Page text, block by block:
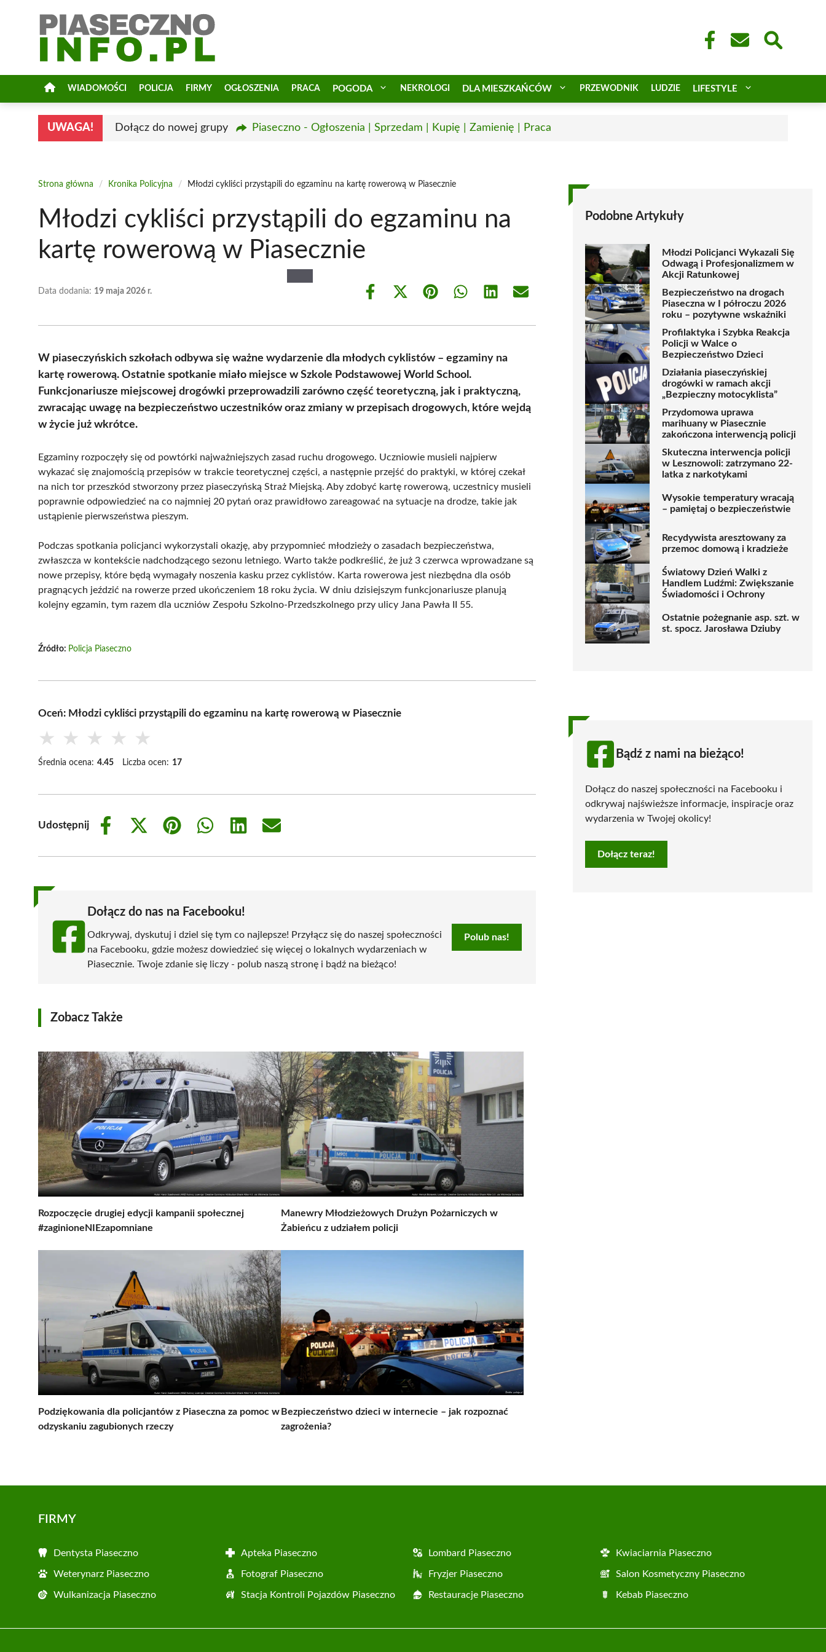
WIADOMOŚCI POLICJA FIRMY OGŁOSZENIA PRACA POGODA NEKROLOGI DLA MIESZKAŃCÓW PRZEWODNIK LUDZIE LIFESTYLE
UWAGA! Dołącz do nowej grupy Piaseczno - Ogłoszenia | Sprzedam | Kupię | Zamienię | Praca
Strona główna / Kronika Policyjna / Młodzi cykliści przystąpili do egzaminu na kartę rowerową w Piasecznie
Młodzi cykliści przystąpili do egzaminu na
kartę rowerową w Piasecznie
Data dodania: 19 maja 2026 r.
Share
Share
(Twitter)
Share Share Share Share
W piaseczyńskich szkołach odbywa się ważne wydarzenie dla młodych cyklistów – egzaminy na
kartę rowerową. Ostatnie spotkanie miało miejsce w Szkole Podstawowej World School.
Funkcjonariusze miejscowej drogówki przeprowadzili zarówno część teoretyczną, jak i praktyczną,
zwracając uwagę na bezpieczeństwo uczestników oraz zmiany w przepisach drogowych, które wejdą
w życie już wkrótce.
Egzaminy rozpoczęły się od powtórki najważniejszych zasad ruchu drogowego. Uczniowie musieli najpierw
wykazać się znajomością przepisów w trakcie teoretycznej części, a następnie przejść do praktyki, w której czekał
na nich tor przeszkód stworzony przez piaseczyńską Straż Miejską. Aby zdobyć kartę rowerową, uczestnicy musieli
poprawnie odpowiedzieć na co najmniej 20 pytań oraz prawidłowo zareagować na sytuacje na drodze, takie jak
ustąpienie pierwszeństwa pieszym.
Podczas spotkania policjanci wykorzystali okazję, aby przypomnieć młodzieży o zasadach bezpieczeństwa,
zwłaszcza w kontekście nadchodzącego sezonu letniego. Warto także podkreślić, że już 3 czerwca wprowadzane są
nowe przepisy, które będą wymagały noszenia kasku przez cyklistów. Karta rowerowa jest niezbędna dla osób
pragnących jeździć na rowerze przed ukończeniem 18 roku życia. W dniu dzisiejszym funkcjonariusze planują
kolejny egzamin, tym razem dla uczniów Zespołu Szkolno-Przedszkolnego przy ulicy Jana Pawła II 55.
Źródło: Policja Piaseczno
Oceń: Młodzi cykliści przystąpili do egzaminu na kartę rowerową w Piasecznie
★ ★ ★ ★ ★
Średnia ocena: 4.45 Liczba ocen: 17
Udostępnij
Share
Share
(Twitter)
Share
Share
Share
Share
Dołącz do nas na Facebooku!
Odkrywaj, dyskutuj i dziel się tym co najlepsze! Przyłącz się do naszej społeczności
na Facebooku, gdzie możesz dowiedzieć się więcej o lokalnych wydarzeniach w
Piasecznie. Twoje zdanie się liczy - polub naszą stronę i bądź na bieżąco!
Polub nas!
Zobacz Także
Rozpoczęcie drugiej edycji kampanii społecznej
#zaginioneNIEzapomniane
Manewry Młodzieżowych Drużyn Pożarniczych w
Żabieńcu z udziałem policji
Podziękowania dla policjantów z Piaseczna za pomoc w
odzyskaniu zagubionych rzeczy
Bezpieczeństwo dzieci w internecie – jak rozpoznać
zagrożenia?
Podobne Artykuły
Młodzi Policjanci Wykazali Się
Odwagą i Profesjonalizmem w
Akcji Ratunkowej
Bezpieczeństwo na drogach
Piaseczna w I półroczu 2026
roku – pozytywne wskaźniki
Profilaktyka i Szybka Reakcja
Policji w Walce o
Bezpieczeństwo Dzieci
Działania piaseczyńskiej
drogówki w ramach akcji
„Bezpieczny motocyklista”
Przydomowa uprawa
marihuany w Piasecznie
zakończona interwencją policji
Skuteczna interwencja policji
w Lesznowoli: zatrzymano 22-
latka z narkotykami
Wysokie temperatury wracają
– pamiętaj o bezpieczeństwie
Recydywista aresztowany za
przemoc domową i kradzieże
Światowy Dzień Walki z
Handlem Ludźmi: Zwiększanie
Świadomości i Ochrony
Ostatnie pożegnanie asp. szt. w
st. spocz. Jarosława Dziuby
Bądź z nami na bieżąco!
Dołącz do naszej społeczności na Facebooku i
odkrywaj najświeższe informacje, inspiracje oraz
wydarzenia w Twojej okolicy!
Dołącz teraz!
FIRMY
Dentysta Piaseczno Apteka Piaseczno Lombard Piaseczno Kwiaciarnia Piaseczno
Weterynarz Piaseczno Fotograf Piaseczno Fryzjer Piaseczno Salon Kosmetyczny Piaseczno
Wulkanizacja Piaseczno Stacja Kontroli Pojazdów Piaseczno Restauracje Piaseczno Kebab Piaseczno